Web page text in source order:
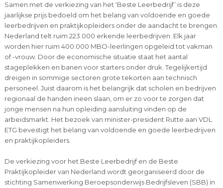
Samen met de verkiezing van het ‘Beste Leerbedrijf’ is deze
jaarlijkse prijs bedoeld om het belang van voldoende en goede
leerbedrijven en praktijkopleiders onder de aandacht te brengen.
Nederland telt ruim 223.000 erkende leerbedrijven. Elk jaar
worden hier ruim 400.000 MBO-leerlingen opgeleid tot vakman
of -vrouw. Door de economische situatie staat het aantal
stageplekken en banen voor starters onder druk. Tegelijkertijd
dreigen in sommige sectoren grote tekorten aan technisch
personeel. Juist daarom is het belangrijk dat scholen en bedrijven
regionaal de handen ineen slaan, om er zo voor te zorgen dat
jonge mensen na hun opleiding aansluiting vinden op de
arbeidsmarkt. Het bezoek van minister-president Rutte aan VDL
ETG bevestigt het belang van voldoende en goede leerbedrijven
en praktijkopleiders.
De verkiezing voor het Beste Leerbedrijf en de Beste
Praktijkopleider van Nederland wordt georganiseerd door de
stichting Samenwerking Beroepsonderwijs Bedrijfsleven (SBB) in